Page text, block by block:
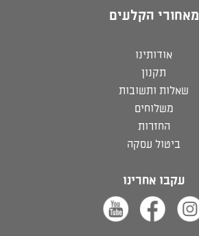
מאחורי הקלעים
אודותינו
תקנון
שאלות ותשובות
משלוחים
החזרות
ביטול עסקה
עקבו אחרינו